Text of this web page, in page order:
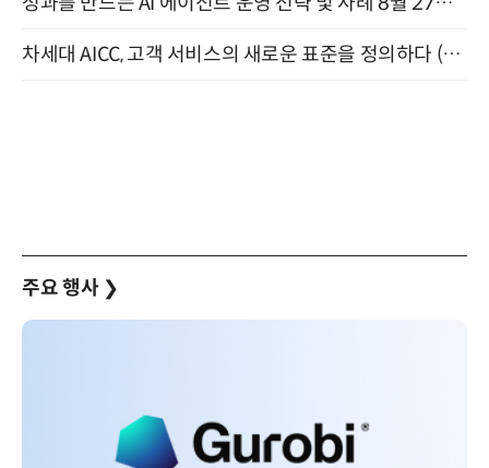
차세대 AICC, 고객 서비스의 새로운 표준을 정의하다 (9/9)
주요 행사 ❯